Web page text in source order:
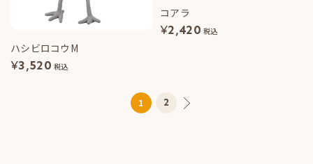
ハシビロコウM
¥3,520 税込
コアラ
¥2,420 税込
1 2